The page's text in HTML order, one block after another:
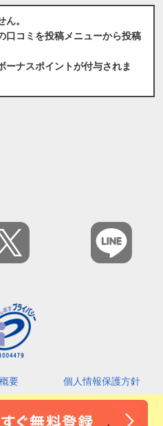
。
口コミを投稿メニューから投稿
ーナスポイントが付与されま
要
個人情報保護方針
る基本指針
利用規約